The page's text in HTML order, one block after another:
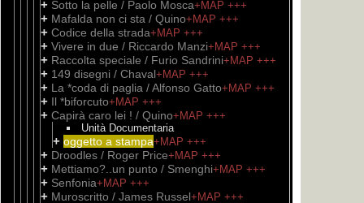
+ Sotto la pelle / Paolo Mosca+MAP +++
+ Mafalda non ci sta / Quino+MAP +++
+ Codice della strada+MAP +++
+ Vivere in due / Riccardo Manzi+MAP +++
+ Raccolta speciale / Furio Sandrini+MAP +++
+ 149 disegni / Chaval+MAP +++
+ La *coda di paglia / Alfonso Gatto+MAP +++
+ Il *biforcuto+MAP +++
+ Capirà caro lei ! / Quino+MAP +++
Unità Documentaria
+ oggetto a stampa+MAP +++
+ Droodles / Roger Price+MAP +++
+ Mettiamo?..un punto / Smenghi+MAP +++
+ Senfonia+MAP +++
+ Muroscritto / James Russel+MAP +++